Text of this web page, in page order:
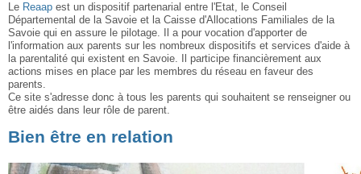
Le Reaap est un dispositif partenarial entre l'Etat, le Conseil
Départemental de la Savoie et la Caisse d'Allocations Familiales de la
Savoie qui en assure le pilotage. Il a pour vocation d'apporter de
l'information aux parents sur les nombreux dispositifs et services d'aide à
la parentalité qui existent en Savoie. Il participe financièrement aux
actions mises en place par les membres du réseau en faveur des
parents.
Ce site s'adresse donc à tous les parents qui souhaitent se renseigner ou
être aidés dans leur rôle de parent.
Bien être en relation